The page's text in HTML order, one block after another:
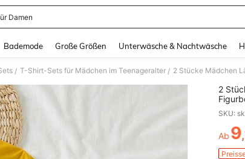
Damen
Bademode Große Größen Unterwäsche & Nachtwäsche
/ T-Shirt-Sets für Mädchen im Teenageralter /
2
Hose
Ab 9